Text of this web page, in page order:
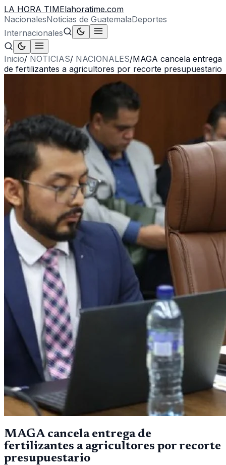
LA HORA TIMElahoratime.com
NacionalesNoticias de GuatemalaDeportes
Internacionales
Inicio/ NOTICIAS/ NACIONALES/MAGA cancela entrega
de fertilizantes a agricultores por recorte presupuestario
MAGA cancela entrega de
fertilizantes a agricultores por recorte
presupuestario